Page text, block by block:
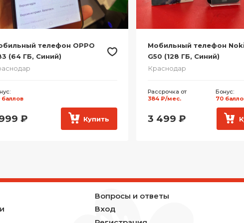
телефон Xiaomi
X6 Pro (512 ГБ, Черный)
от
₽/мес.
₽ Купить
Мобильный телефон
Samsung Galaxy A03 (32
Черный)
Краснодар
Бонус:
30 баллов
1 499₽
Вопросы и ответы
Вход